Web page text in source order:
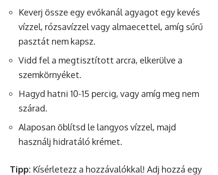
Keverj össze egy evőkanál agyagot egy kevés
vízzel, rózsavízzel vagy almaecettel, amíg sűrű
pasztát nem kapsz.
Vidd fel a megtisztított arcra, elkerülve a
szemkörnyéket.
Hagyd hatni 10-15 percig, vagy amíg meg nem
szárad.
Alaposan öblítsd le langyos vízzel, majd
használj hidratáló krémet.
Tipp: Kísérletezz a hozzávalókkal! Adj hozzá egy